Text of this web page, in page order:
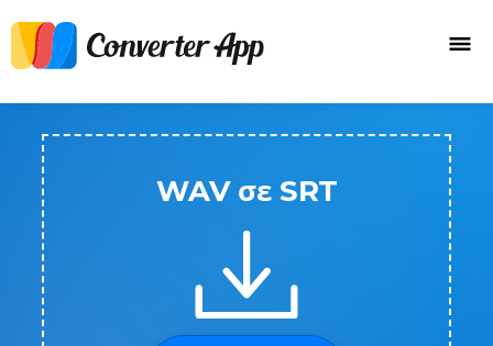
WAV σε SRT